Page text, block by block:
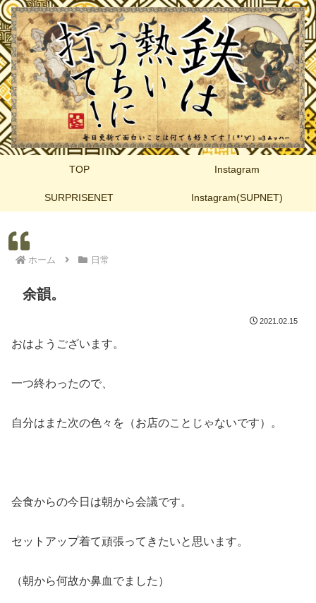
TOP Instagram
SURPRISENET Instagram(SUPNET)
ホーム 日常
余韻。
2021.02.15
おはようございます。
一つ終わったので、
自分はまた次の色々を（お店のことじゃないです）。
会食からの今日は朝から会議です。
セットアップ着て頑張ってきたいと思います。
（朝から何故か鼻血でました）